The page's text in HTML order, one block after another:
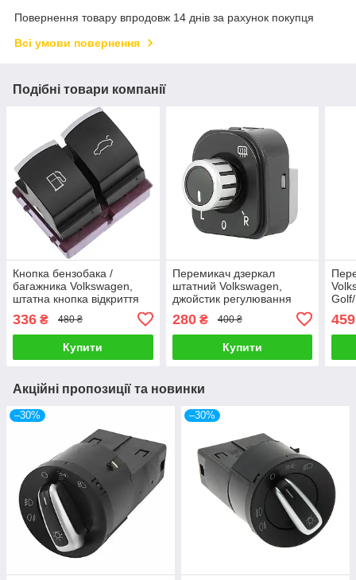
Повернення товару впродовж 14 днів за рахунок покупця
Всі умови повернення
Подібні товари компанії
Кнопка бензобака /
багажника Volkswagen,
штатна кнопка відкриття
бака / багажника з салону
машини
336 ₴ 480 ₴
Купити
Перемикач дзеркал
штатний Volkswagen,
джойстик регулювання
280₴ 400 ₴
Купити
459
Акційні пропозиції та новинки
–30% –30%